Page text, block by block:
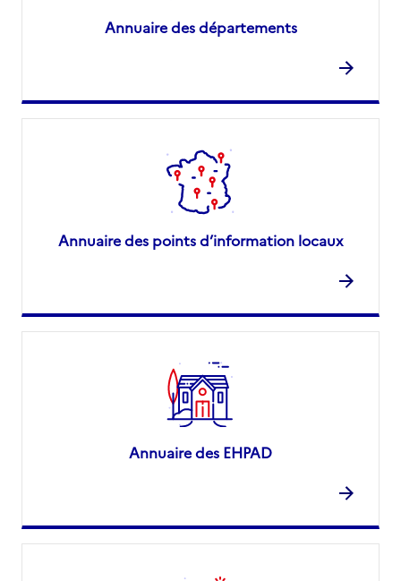
Annuaire des départements
Annuaire des points d’information locaux
Annuaire des EHPAD